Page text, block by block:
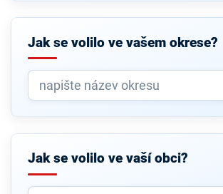
Jak se volilo ve vašem okrese?
Jak se volilo ve vaší obci?